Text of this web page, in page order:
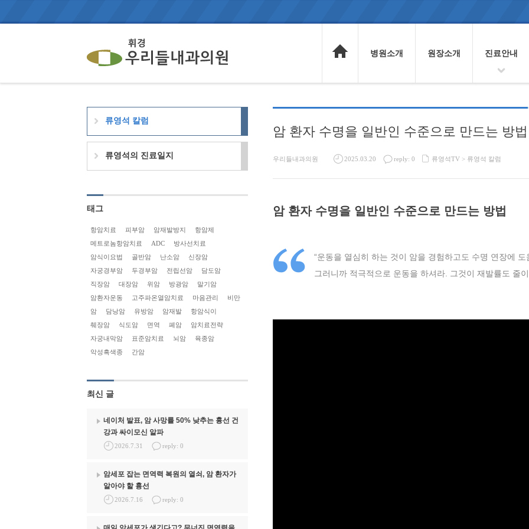
병원소개 원장소개 진료안내
암 환자 수명을 일반인 수준으로 만드는 방법
우리들내과의원 2025.03.20 reply: 0 류영석TV > 류영석 칼럼
암 환자 수명을 일반인 수준으로 만드는 방법
“운동을 열심히 하는 것이 암을 경험하고도 수명 연장에 도
그러니까 적극적으로 운동을 하셔라. 그것이 재발률도 줄
류영석 칼럼
류영석의 진료일지
태그
항암치료 피부암 암재발방지
항암제
메트로놈항암치료
ADC
방사선치료
암식이요법
골반암 난소암
신장암
자궁경부암
두경부암 전립선암
담도암
직장암
대장암 위암 방광암
말기암
암환자운동
고주파온열암치료 마음관리
비만
암
담낭암 유방암 암재발
항암식이
췌장암
식도암 면역 폐암
암치료전략
자궁내막암
표준암치료 뇌암
육종암
악성흑색종
간암
최신 글
네이처 발표, 암 사망률 50% 낮추는 흉선 건
강과 싸이모신 알파
2026.7.31 reply: 0
암세포 잡는 면역력 복원의 열쇠, 암 환자가
알아야 할 흉선
2026.7.16 reply: 0